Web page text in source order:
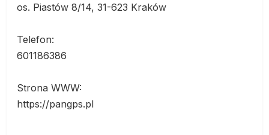
os. Piastów 8/14, 31-623 Kraków
Telefon:
601186386
Strona WWW:
https://pangps.pl